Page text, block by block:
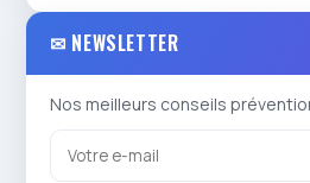
✉ NEWSLETTER
Nos meilleurs conseils